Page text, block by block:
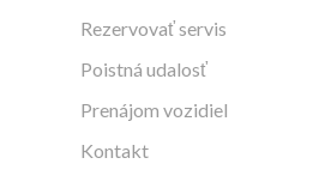
Rezervovať servis
Poistná udalosť
Prenájom vozidiel
Kontakt